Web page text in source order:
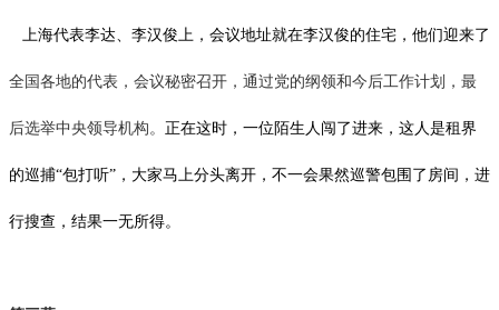
上海代表李达、李汉俊上，会议地址就在李汉俊的住宅，他们迎来了
全国各地的代表，会议秘密召开，通过党的纲领和今后工作计划，最
后选举中央领导机构。 正在这时，一位陌生人闯了进来，这人是租界
的巡捕“包打听”，大家马上分头离开，不一会果然巡警包围了房间，进
行搜查，结果一无所得。